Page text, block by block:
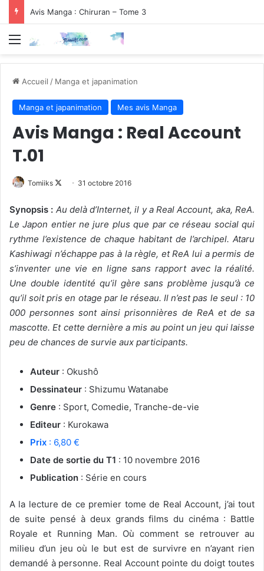
Avis Manga : Chiruran – Tome 3
Menu
Accueil / Manga et japanimation
Manga et japanimation Mes avis Manga
Avis Manga : Real Account
T.01
Tomiiks
Follow
X
31 octobre 2016
Synopsis : Au delà d’Internet, il y a Real Account, aka, ReA.
Le Japon entier ne jure plus que par ce réseau social qui
rythme l’existence de chaque habitant de l’archipel. Ataru
Kashiwagi n’échappe pas à la règle, et ReA lui a permis de
s’inventer une vie en ligne sans rapport avec la réalité.
Une double identité qu’il gère sans problème jusqu’à ce
qu’il soit pris en otage par le réseau. Il n’est pas le seul : 10
000 personnes sont ainsi prisonnières de ReA et de sa
mascotte. Et cette dernière a mis au point un jeu qui laisse
peu de chances de survie aux participants.
Auteur : Okushô
Dessinateur : Shizumu Watanabe
Genre : Sport, Comedie, Tranche-de-vie
Editeur : Kurokawa
Prix : 6,80 €
Date de sortie du T1 : 10 novembre 2016
Publication : Série en cours
A la lecture de ce premier tome de Real Account, j’ai tout
de suite pensé à deux grands films du cinéma : Battle
Royale et Running Man. Où comment se retrouver au
milieu d’un jeu où le but est de survivre en n’ayant rien
demandé à personne. Real Account pointe du doigt toutes